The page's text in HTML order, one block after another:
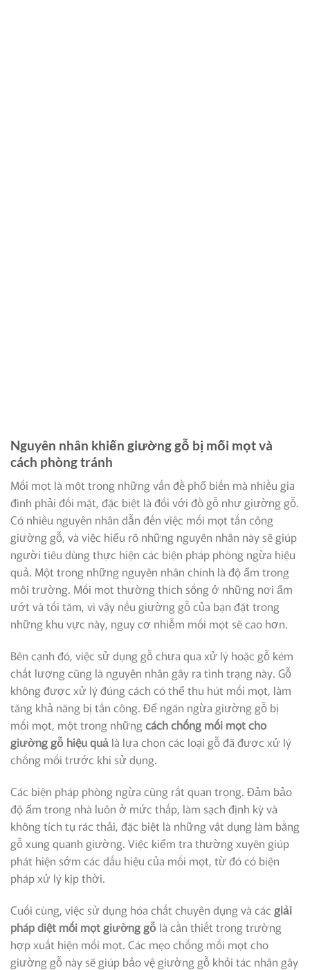
Nguyên nhân khiến giường gỗ bị mối mọt và
cách phòng tránh
Mối mọt là một trong những vấn đề phổ biến mà nhiều gia
đình phải đối mặt, đặc biệt là đối với đồ gỗ như giường gỗ.
Có nhiều nguyên nhân dẫn đến việc mối mọt tấn công
giường gỗ, và việc hiểu rõ những nguyên nhân này sẽ giúp
người tiêu dùng thực hiện các biện pháp phòng ngừa hiệu
quả. Một trong những nguyên nhân chính là độ ẩm trong
môi trường. Mối mọt thường thích sống ở những nơi ẩm
ướt và tối tăm, vì vậy nếu giường gỗ của bạn đặt trong
những khu vực này, nguy cơ nhiễm mối mọt sẽ cao hơn.
Bên cạnh đó, việc sử dụng gỗ chưa qua xử lý hoặc gỗ kém
chất lượng cũng là nguyên nhân gây ra tình trạng này. Gỗ
không được xử lý đúng cách có thể thu hút mối mọt, làm
tăng khả năng bị tấn công. Để ngăn ngừa giường gỗ bị
mối mọt, một trong nhữngcách chống mối mọt cho
giường gỗ hiệu quả là lựa chọn các loại gỗ đã được xử lý
chống mối trước khi sử dụng.
Các biện pháp phòng ngừa cũng rất quan trọng. Đảm bảo
độ ẩm trong nhà luôn ở mức thấp, làm sạch định kỳ và
không tích tụ rác thải, đặc biệt là những vật dụng làm bằng
gỗ xung quanh giường. Việc kiểm tra thường xuyên giúp
phát hiện sớm các dấu hiệu của mối mọt, từ đó có biện
pháp xử lý kịp thời.
Cuối cùng, việc sử dụng hóa chất chuyên dụng và các giải
pháp diệt mối mọt giường gỗ là cần thiết trong trường
hợp xuất hiện mối mọt. Các mẹo chống mối mọt cho
giường gỗ này sẽ giúp bảo vệ giường gỗ khỏi tác nhân gây